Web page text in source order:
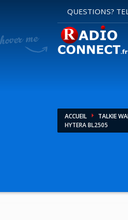
DEMANDE DE DEVIS
1 Sélectionnez
QUESTIONS?
ACCUEIL TALKIE
HYTERA BL2505